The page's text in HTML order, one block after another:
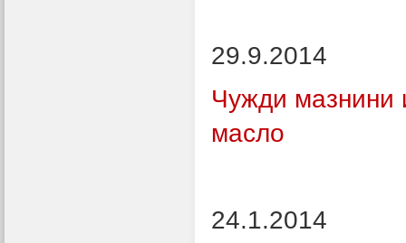
29.9.2014
Чужди мазнини
масло
24.1.2014